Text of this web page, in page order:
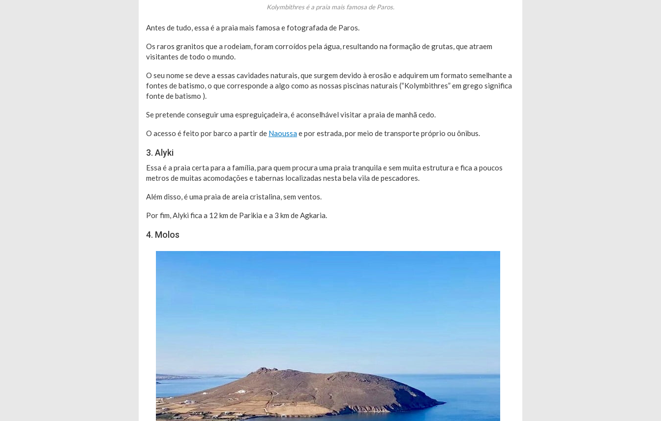
Kolymbithres é a praia mais famosa de Paros.
Antes de tudo, essa é a praia mais famosa e fotografada de Paros.
Os raros granitos que a rodeiam, foram corroídos pela água, resultando na formação de grutas, que atraem
visitantes de todo o mundo.
O seu nome se deve a essas cavidades naturais, que surgem devido à erosão e adquirem um formato semelhante a
fontes de batismo, o que corresponde a algo como as nossas piscinas naturais (“Kolymbithres” em grego significa
fonte de batismo ).
Se pretende conseguir uma espreguiçadeira, é aconselhável visitar a praia de manhã cedo.
O acesso é feito por barco a partir de Naoussae por estrada, por meio de transporte próprio ou ônibus.
3. Alyki
Essa é a praia certa para a família, para quem procura uma praia tranquila e sem muita estrutura e fica a poucos
metros de muitas acomodações e tabernas localizadas nesta bela vila de pescadores.
Além disso, é uma praia de areia cristalina, sem ventos.
Por fim, Alyki fica a 12 km de Parikia e a 3 km de Agkaria.
4. Molos